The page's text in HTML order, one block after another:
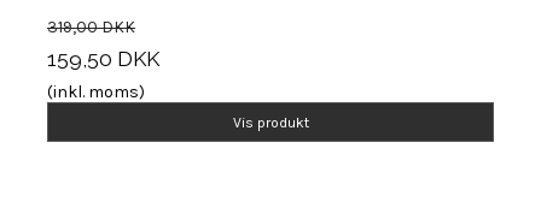
319,00 DKK
159,50 DKK
(inkl. moms)
Vis produkt